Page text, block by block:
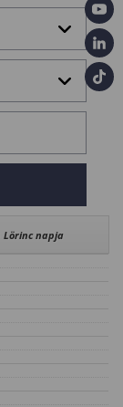
Lörinc napja